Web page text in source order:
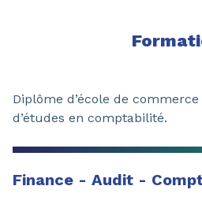
Diplôme d’école de
d’études en comptabilité.
Finance - Audit -